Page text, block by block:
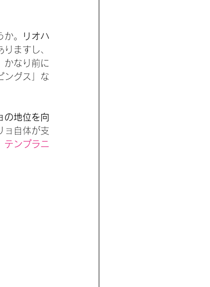
。
リオハ
ますし、
かなり前に
ングス」な
の地位を向
ョ自体が支
テンプラニ